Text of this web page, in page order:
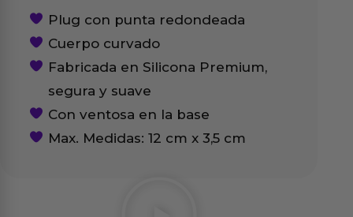
Plug con punta redondeada
Cuerpo curvado
Fabricada en Silicona Premium,
segura y suave
Con ventosa en la base
Max. Medidas: 12 cm x 3,5 cm